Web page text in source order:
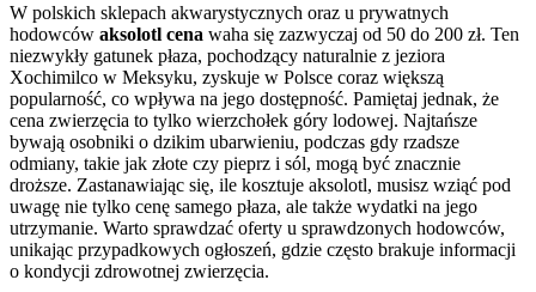
W polskich sklepach akwarystycznych oraz u prywatnych
hodowców aksolotl cena waha się zazwyczaj od 50 do 200 zł. Ten
niezwykły gatunek płaza, pochodzący naturalnie z jeziora
Xochimilco w Meksyku, zyskuje w Polsce coraz większą
popularność, co wpływa na jego dostępność. Pamiętaj jednak, że
cena zwierzęcia to tylko wierzchołek góry lodowej. Najtańsze
bywają osobniki o dzikim ubarwieniu, podczas gdy rzadsze
odmiany, takie jak złote czy pieprz i sól, mogą być znacznie
droższe. Zastanawiając się, ile kosztuje aksolotl, musisz wziąć pod
uwagę nie tylko cenę samego płaza, ale także wydatki na jego
utrzymanie. Warto sprawdzać oferty u sprawdzonych hodowców,
unikając przypadkowych ogłoszeń, gdzie często brakuje informacji
o kondycji zdrowotnej zwierzęcia.